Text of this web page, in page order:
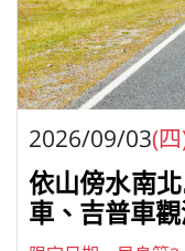
2026/09/03(
依山傍水南
車、吉普車